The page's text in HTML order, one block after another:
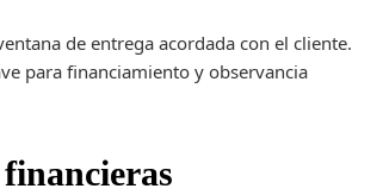
de entrega acordada con el cliente.
para financiamiento y observancia